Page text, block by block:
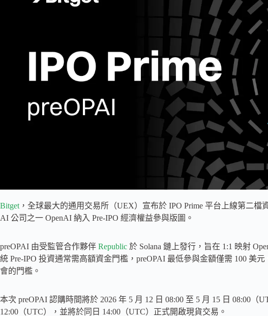
Bitget ，全球最大的通用交易所（UEX）宣布於 IPO Prime 平台上線第二檔
AI 公司之一 OpenAI 納入 Pre-IPO 經濟權益參與版圖。
preOPAI 由受監管合作夥伴 Republic 於 Solana 鏈上發行，旨在 1:1 映射
統 Pre-IPO 投資通常需高額資金門檻，preOPAI 最低參與金額僅需 100 美
會的門檻。
本次 preOPAI 認購時間將於 2026 年 5 月 12 日 08:00 至 5 月 15 日 08:00（
12:00（UTC），並將於同日 14:00（UTC）正式開啟現貨交易。